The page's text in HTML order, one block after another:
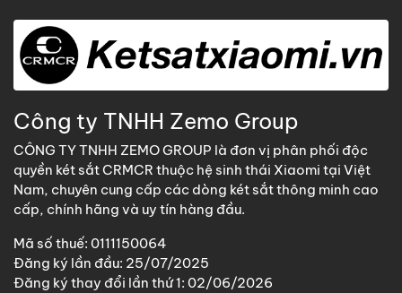
Công ty TNHH Zemo Group
CÔNG TY TNHH ZEMO GROUP là đơn vị phân phối độc
quyền két sắt CRMCR thuộc hệ sinh thái Xiaomi tại Việt
Nam, chuyên cung cấp các dòng két sắt thông minh cao
cấp, chính hãng và uy tín hàng đầu.
Mã số thuế: 0111150064
Đăng ký lần đầu: 25/07/2025
Đăng ký thay đổi lần thứ 1: 02/06/2026